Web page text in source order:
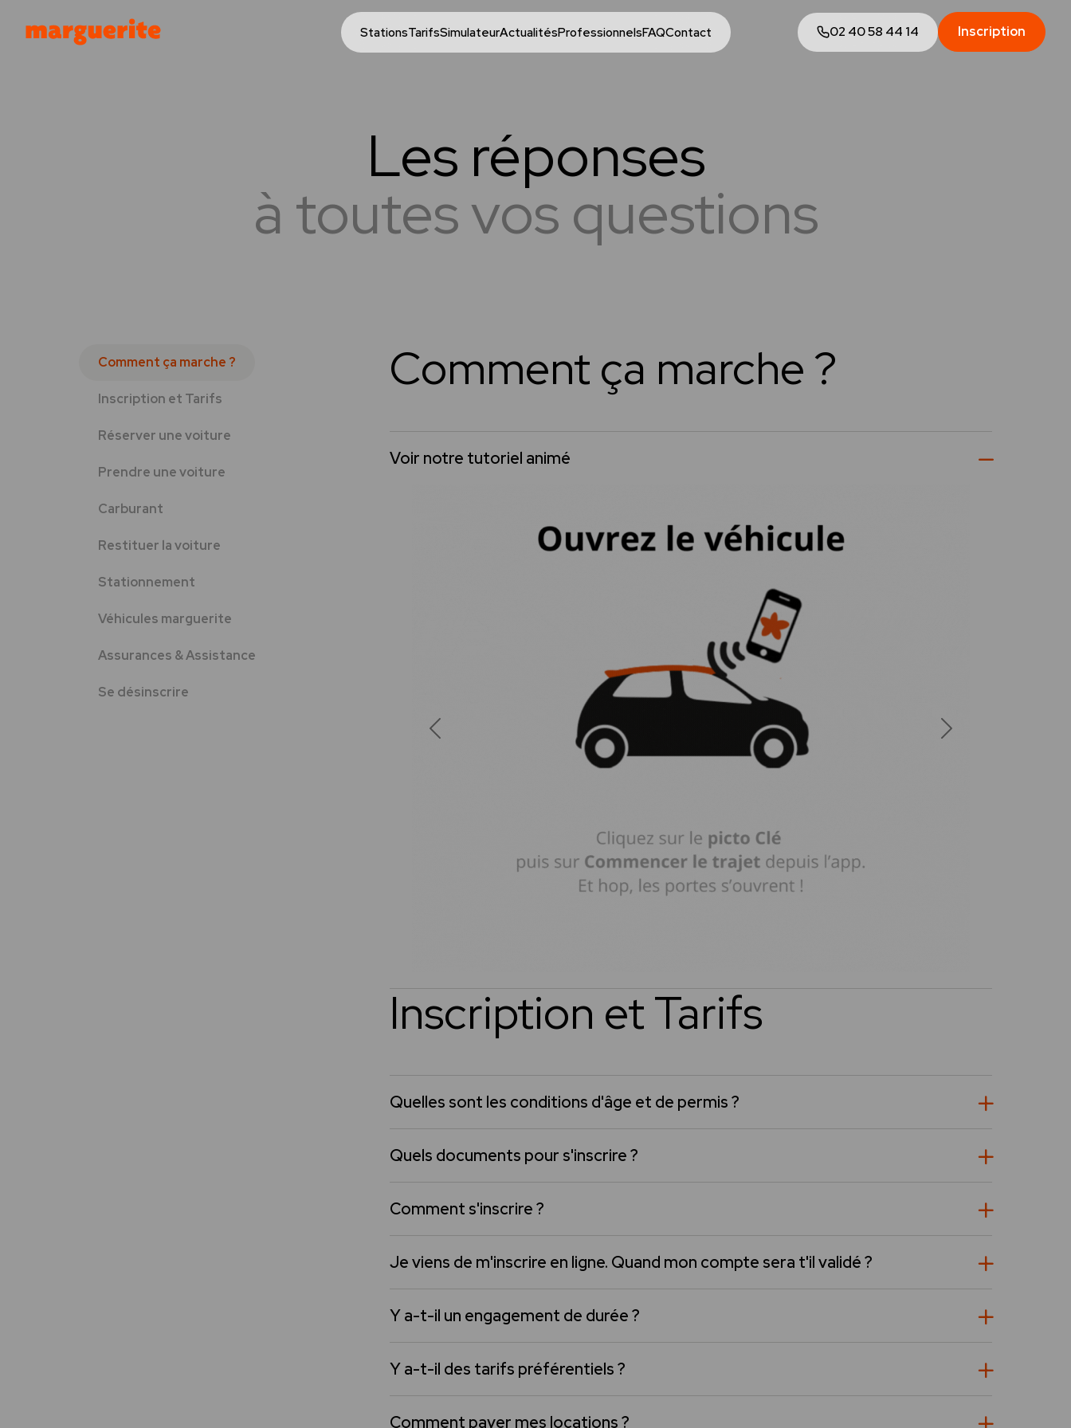
StationsTarifsSimulateurActualitésProfessionnelsFAQContact 02 40 58 44 14 Inscription
Les réponses
à toutes vos questions
Comment ça marche ?
Inscription et Tarifs
Réserver une voiture
Prendre une voiture
Carburant
Restituer la voiture
Stationnement
Véhicules marguerite
Assurances & Assistance
Se désinscrire
Comment ça marche ?
Voir notre tutoriel animé
Previous Next
Inscription et Tarifs
Quelles sont les conditions d'âge et de permis ?
Quels documents pour s'inscrire ?
Comment s'inscrire ?
Je viens de m'inscrire en ligne. Quand mon compte sera t'il validé ?
Y a-t-il un engagement de durée ?
Y a-t-il des tarifs préférentiels ?
Comment payer mes locations ?